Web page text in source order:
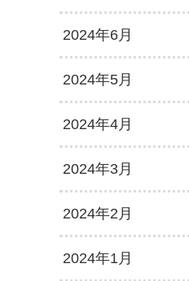
2024年6月
2024年5月
2024年4月
2024年3月
2024年2月
2024年1月